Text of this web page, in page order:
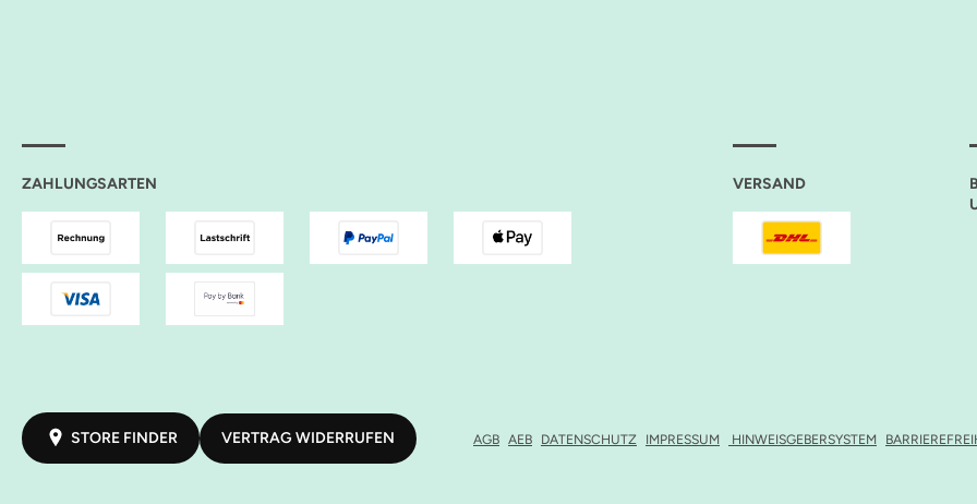
ZAHLUNGSARTEN VERSAND
STORE FINDER VERTRAG WIDERRUFEN AGB AEB DATENSCHUTZ IMPRESSUM HINWEISGEBERSYSTEM